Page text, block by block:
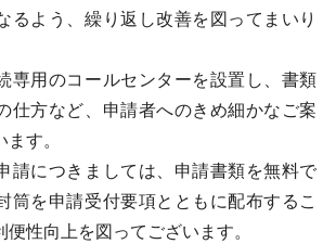
るよう、繰り返し改善を図ってまいり
専用のコールセンターを設置し、書類
仕方など、申請者へのきめ細かなご案
す。
請につきましては、申請書類を無料で
筒を申請受付要項とともに配布するこ
便性向上を図ってございます。